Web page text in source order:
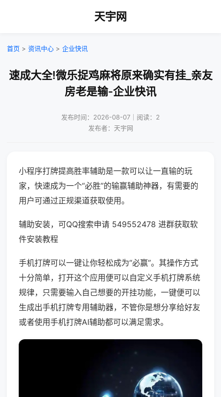
天宇网
首页 > 资讯中心 > 企业快讯
速成大全!微乐捉鸡麻将原来确实有挂_亲友
房老是输-企业快讯
发布时间：2026-08-07｜阅读：2
发布者：天宇网
小程序打牌提高胜率辅助是一款可以让一直输的玩
家，快速成为一个“必胜”的输赢辅助神器，有需要的
用户可通过正规渠道获取使用。
辅助安装，可QQ搜索申请 549552478 进群获取软
件安装教程
手机打牌可以一键让你轻松成为“必赢”。其操作方式
十分简单，打开这个应用便可以自定义手机打牌系统
规律，只需要输入自己想要的开挂功能，一键便可以
生成出手机打牌专用辅助器，不管你是想分享给好友
或者使用手机打牌AI辅助都可以满足需求。